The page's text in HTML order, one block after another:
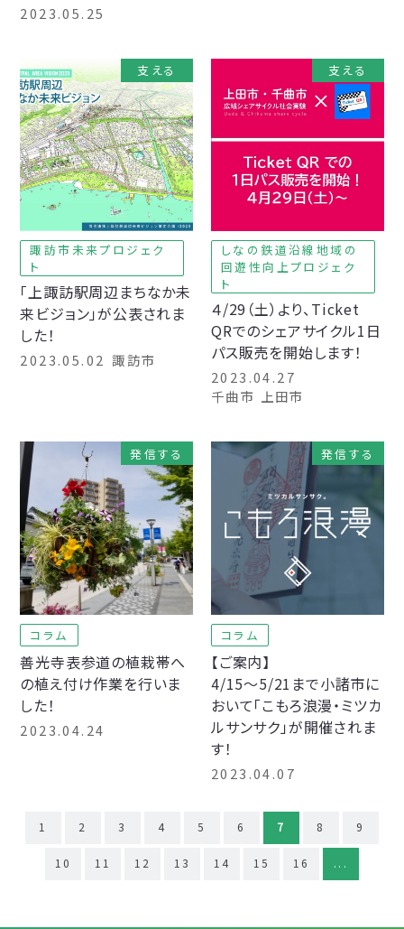
2023.05.25
支える
諏訪市未来プロジェク
ト
「上諏訪駅周辺まちなか未
来ビジョン」が公表されま
した！
2023.05.02 諏訪市
支える
しなの鉄道沿線地域の
回遊性向上プロジェク
ト
４/29（土）より、Ticket
QRでのシェアサイクル1日
パス販売を開始します！
2023.04.27
千曲市 上田市
発信する
コラム
善光寺表参道の植栽帯へ
の植え付け作業を行いま
した！
2023.04.24
発信する
コラム
【ご案内】
4/15～5/21まで小諸市に
おいて「こもろ浪漫・ミツカ
ルサンサク」が開催されま
す！
2023.04.07
1 2 3 4 5 6 7 8 9
10 11 12 13 14 15 16 ...